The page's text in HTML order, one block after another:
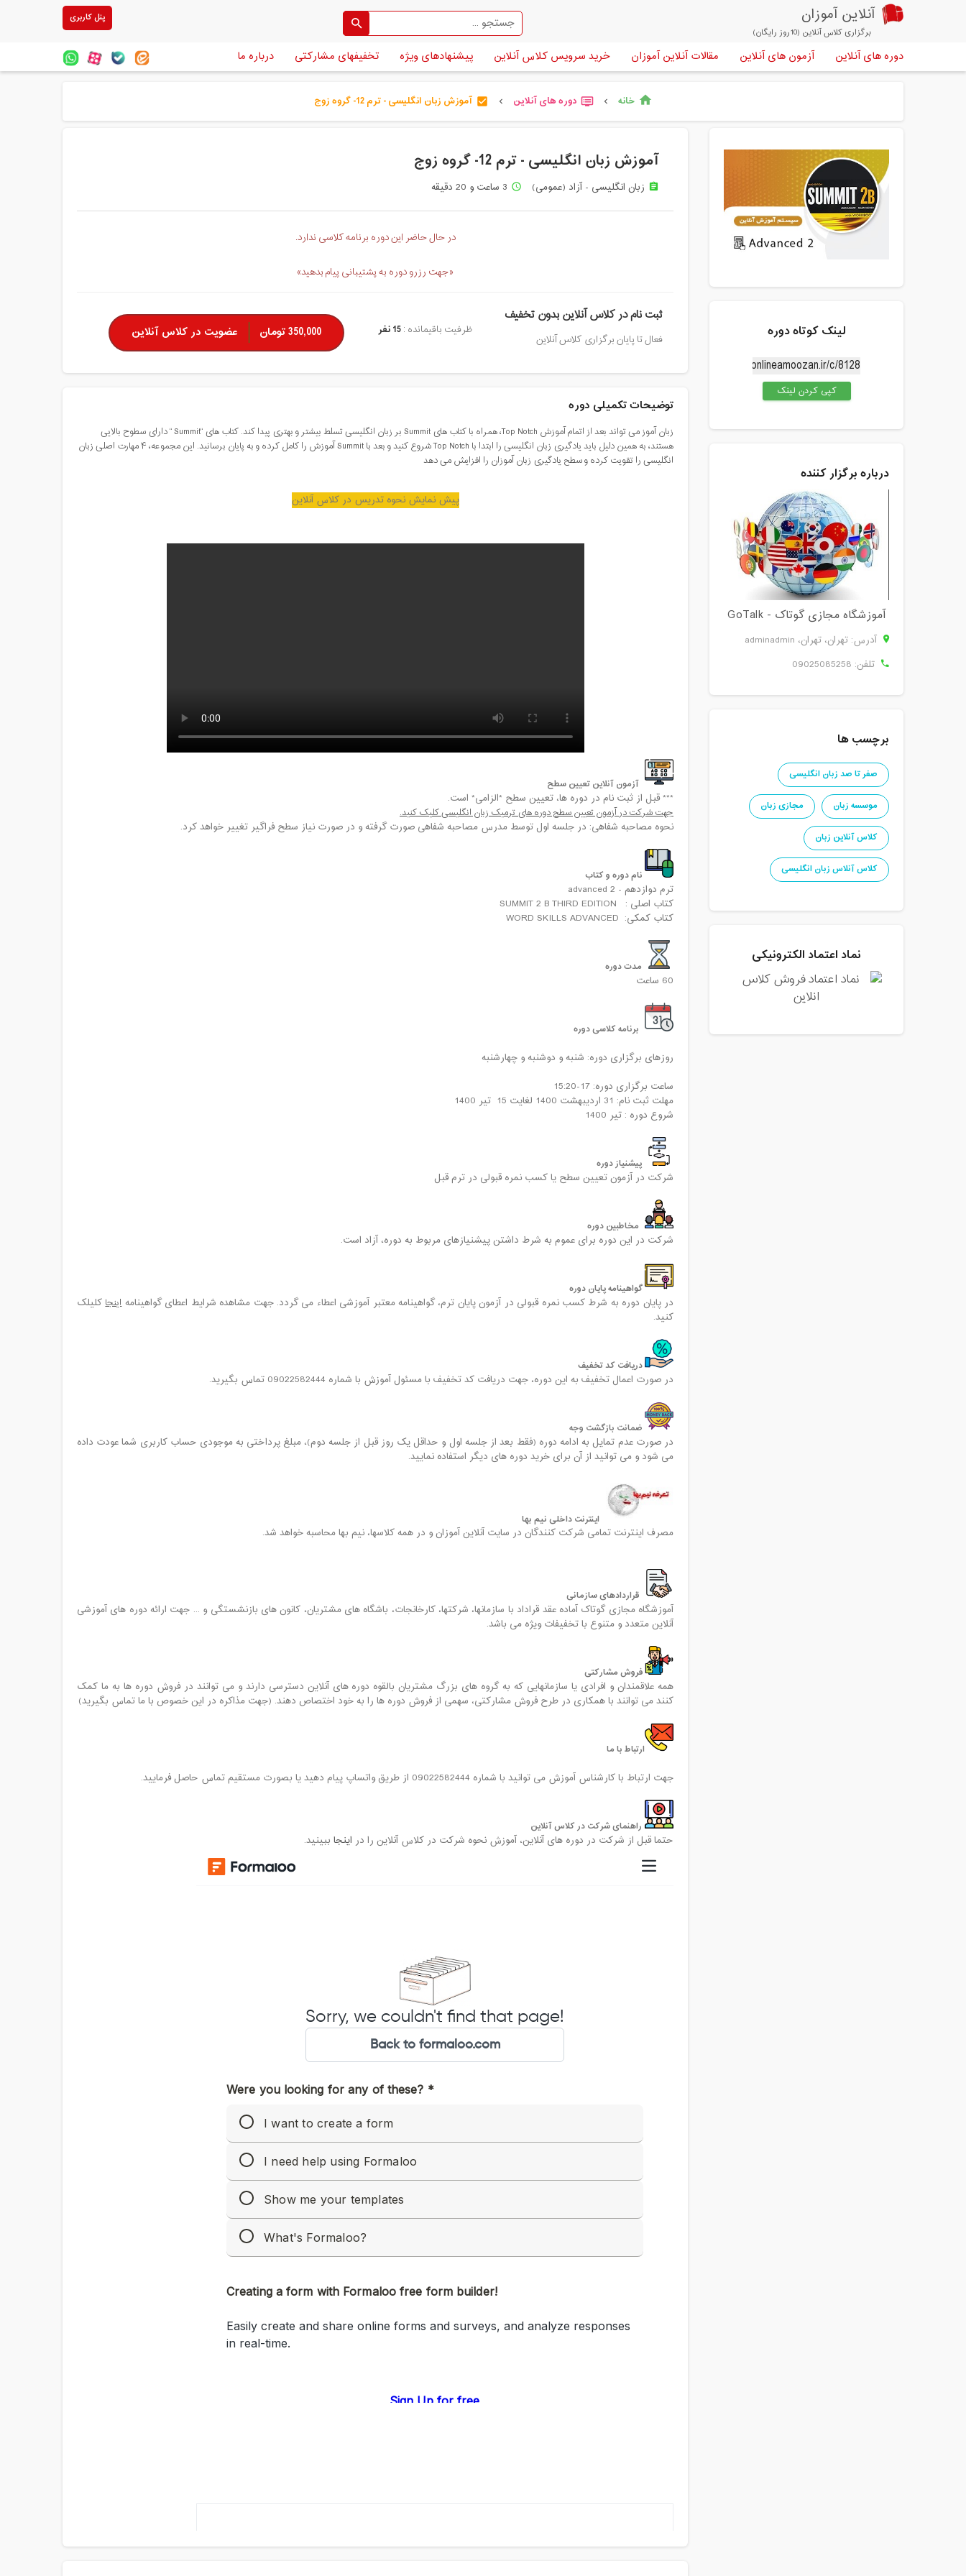
آنلاین آموزان
برگزاری کلاس آنلاین (10روز رایگان)
پنل کاربری
دوره های آنلاین آزمون های آنلاین مقالات آنلاین آموزان خرید سرویس کلاس آنلاین پیشنهادهای ویژه تخفیفهای مشارکتی درباره ما
home خانه chevron_left
dvr دوره های آنلاین chevron_left
check_box آموزش زبان انگلیسی - ترم 12- گروه زوج
آموزش زبان انگلیسی - ترم 12- گروه زوج
assignment زبان انگلیسی - آزاد (عمومی) access_time 3 ساعت و 20 دقیقه
در حال حاضر این دوره برنامه کلاسی ندارد.
«جهت رزرو دوره به پشتیبانی پیام بدهید»
ثبت نام در کلاس آنلاین بدون تخفیف
فعال تا پایان برگزاری کلاس آنلاین
ظرفیت باقیمانده :15 نفر 350,000 تومان عضویت در کلاس آنلاین
توضیحات تکمیلی دوره
زبان آموز می تواند بعد از اتمام آموزش Top Notch، همراه با کتاب های Summit بر زبان انگلیسی تسلط بیشتر و بهتری پیدا کند. کتاب های “Summit “ دارای سطوح بالایی
هستند، به همین دلیل باید یادگیری زبان انگلیسی را ابتدا با Top Notch شروع کنید و بعد با Summit آموزش را کامل کرده و به پایان برسانید. این مجموعه، ۴ مهارت اصلی زبان
انگلیسی را تقویت کرده و سطح یادگیری زبان آموزان را افزایش می دهد
پیش نمایش نحوه تدریس در کلاس آنلاین
آزمونآنلاینتعیین سطح
*** قبل از ثبت نام در دوره ها، تعیین سطح *الزامی* است.
جهت شرکت در آزمون تعیین سطح دوره های ترمیک زبان انگلیسی کلیک کنید.
نحوه مصاحبه شفاهی: در جلسه اول توسط مدرس مصاحبه شفاهی صورت گرفته و در صورت نیاز سطح فراگیر تغییر خواهد کرد.
نام دوره و کتاب
ترم دوازدهم - advanced 2
کتاب اصلی : SUMMIT 2 B THIRD EDITION
کتاب کمکی: WORD SKILLS ADVANCED
مدت دوره
60 ساعت
برنامه کلاسی دوره
روزهای برگزاری دوره: شنبه و دوشنبه و چهارشنبه
ساعت برگزاری دوره: 17-15:20
مهلت ثبت نام: 31 اردیبهشت 1400 لغایت 15 تیر 1400
شروع دوره : تیر 1400
پیشنیاز دوره
شرکت در آزمون تعیین سطح یا کسب نمره قبولی در ترم قبل
مخاطبین دوره
شرکت در این دوره برای عموم به شرط داشتن پیشنیازهای مربوط به دوره، آزاد است.
گواهینامه پایان دوره
در پایان دوره به شرط کسب نمره قبولی در آزمون پایان ترم، گواهینامه معتبر آموزشی اعطاء می گردد. جهت مشاهده شرایط اعطای گواهینامهاینجا کلیلک
کنید.
دریافت کد تخفیف
در صورت اعمال تخفیف به این دوره، جهت دریافت کد تخفیف با مسئول آموزش با شماره 09022582444 تماس بگیرید.
ضمانت بازگشت وجه
در صورت عدم تمایل به ادامه دوره (فقط بعد از جلسه اول و حداقل یک روز قبل از جلسه دوم)، مبلغ پرداختی به موجودی حساب کاربری شما عودت داده
می شود و می توانید از آن برای خرید دوره های دیگر استفاده نمایید.
اینترنت داخلی نیم بها
مصرف اینترنت تمامی شرکت کنندگان در سایت آنلاین آموزان و در همه کلاسها، نیم بها محاسبه خواهد شد.
قراردادهای سازمانی
آموزشگاه مجازی گوتاک آماده عقد قراداد با سازمانها، شرکتها، کارخانجات، باشگاه های مشتریان، کانون های بازنشستگی و ... جهت ارائه دوره های آموزشی
آنلاین متعدد و متنوع با تخفیفات ویژه می باشد.
فروش مشارکتی
همه علاقمندان و افرادی یا سازمانهایی که به گروه های بزرگ مشتریان بالقوه دوره های آنلاین دسترسی دارند و می توانند در فروش دوره ها به ما کمک
کنند می توانند با همکاری در طرح فروش مشارکتی، سهمی از فروش دوره ها را به خود اختصاص دهند. (جهت مذاکره در این خصوص با ما تماس بگیرید)
ارتباط با ما
جهت ارتباط با کارشناس آموزش می توانید با شماره 09022582444 از طریق واتساپ پیام دهید یا بصورت مستقیم تماس حاصل فرمایید.
راهنمای شرکت در کلاس آنلاین
حتما قبل از شرکت در دوره های آنلاین، آموزش نحوه شرکت در کلاس آنلاین را در اینجا ببینید.
لینک کوتاه دوره
کپی کردن لینک
درباره برگزار کننده
آموزشگاه مجازی گوتاک - GoTalk
آدرس: تهران، تهران، adminadmin
تلفن: 09025085258
برچسب ها
صفر تا صد زبان انگلیسی
موسسه زبان
مجازی زبان
کلاس آنلاین زبان
کلاس آنلاس زبان انگلیسی
نماد اعتماد الکترونیکی